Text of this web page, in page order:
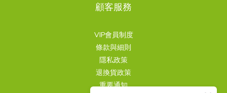
顧客服務
VIP會員制度
條款與細則
隱私政策
退換貨政策
重要通知